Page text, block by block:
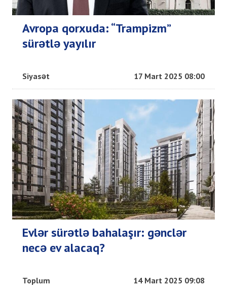
Avropa qorxuda: “Trampizm”
sürətlə yayılır
Siyasət 17 Mart 2025 08:00
Evlər sürətlə bahalaşır: gənclər
necə ev alacaq?
Toplum 14 Mart 2025 09:08